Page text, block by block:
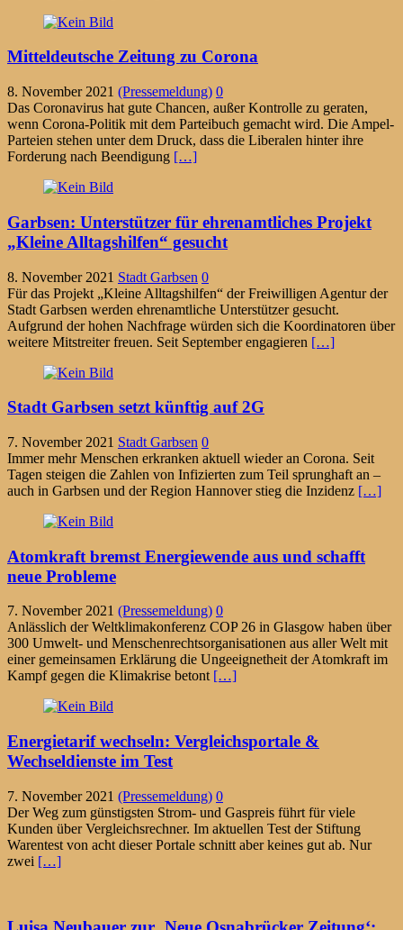
Mitteldeutsche Zeitung zu Corona
8. November 2021 (Pressemeldung) 0
Das Coronavirus hat gute Chancen, außer Kontrolle zu geraten,
wenn Corona-Politik mit dem Parteibuch gemacht wird. Die Ampel-
Parteien stehen unter dem Druck, dass die Liberalen hinter ihre
Forderung nach Beendigung […]
Garbsen: Unterstützer für ehrenamtliches Projekt
„Kleine Alltagshilfen“ gesucht
8. November 2021 Stadt Garbsen 0
Für das Projekt „Kleine Alltagshilfen“ der Freiwilligen Agentur der
Stadt Garbsen werden ehrenamtliche Unterstützer gesucht.
Aufgrund der hohen Nachfrage würden sich die Koordinatoren über
weitere Mitstreiter freuen. Seit September engagieren […]
Stadt Garbsen setzt künftig auf 2G
7. November 2021 Stadt Garbsen 0
Immer mehr Menschen erkranken aktuell wieder an Corona. Seit
Tagen steigen die Zahlen von Infizierten zum Teil sprunghaft an –
auch in Garbsen und der Region Hannover stieg die Inzidenz […]
Atomkraft bremst Energiewende aus und schafft
neue Probleme
7. November 2021 (Pressemeldung) 0
Anlässlich der Weltklimakonferenz COP 26 in Glasgow haben über
300 Umwelt- und Menschenrechtsorganisationen aus aller Welt mit
einer gemeinsamen Erklärung die Ungeeignetheit der Atomkraft im
Kampf gegen die Klimakrise betont […]
Energietarif wechseln: Vergleichsportale &
Wechseldienste im Test
7. November 2021 (Pressemeldung) 0
Der Weg zum günstigsten Strom- und Gaspreis führt für viele
Kunden über Vergleichsrechner. Im aktuellen Test der Stiftung
Warentest von acht dieser Portale schnitt aber keines gut ab. Nur
zwei […]